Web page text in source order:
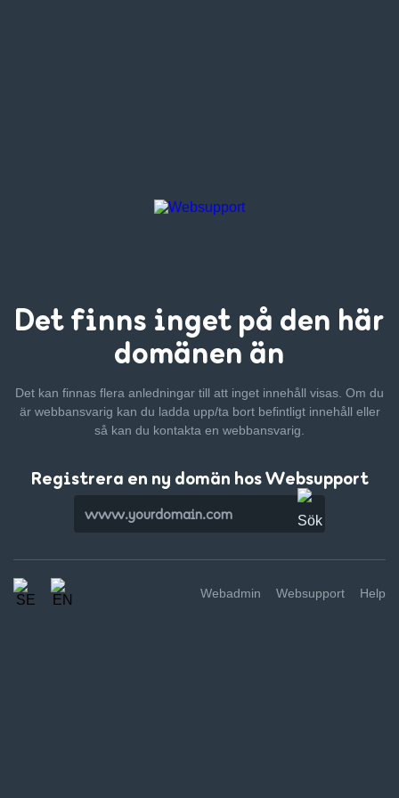
Det finns inget på den här
domänen än
Det kan finnas flera anledningar till att inget innehåll visas. Om du
är webbansvarig kan du ladda upp/ta bort befintligt innehåll eller
så kan du kontakta en webbansvarig.
Registrera en ny domän hos Websupport
Webadmin Websupport Help